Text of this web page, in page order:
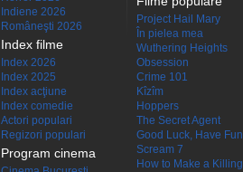
Indiene 2026
Româneşti 2026
Index filme
Index 2026
Index 2025
Index acţiune
Index comedie
Actori populari
Regizori populari
Program cinema
Project Hail Mary
În pielea mea
Wuthering Heights
Obsession
Crime 101
Kîzîm
Hoppers
The Secret Agent
Good Luck, Have
Scream 7
How to Make a Killing